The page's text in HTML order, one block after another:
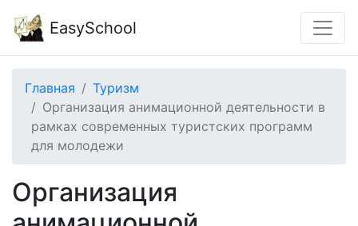
EasySchool
Главная
Туризм
Организация анимационной деятельности в
рамках современных туристских программ
для молодежи
Организация